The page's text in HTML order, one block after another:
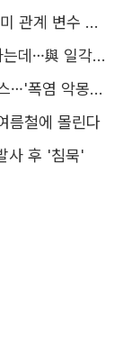
쿠팡 두둔 美 의원들, 정통망법 항의…한미 관계 변수 될까
[주간政談<상>] 부동산 세재개편 호응하는데…與 일각의 속내
[르포] 선풍기 하나 없는 39도 비닐하우스…'폭염 악몽' 꾸는 이주노동자
름철에 몰린다
사 후 '침묵'